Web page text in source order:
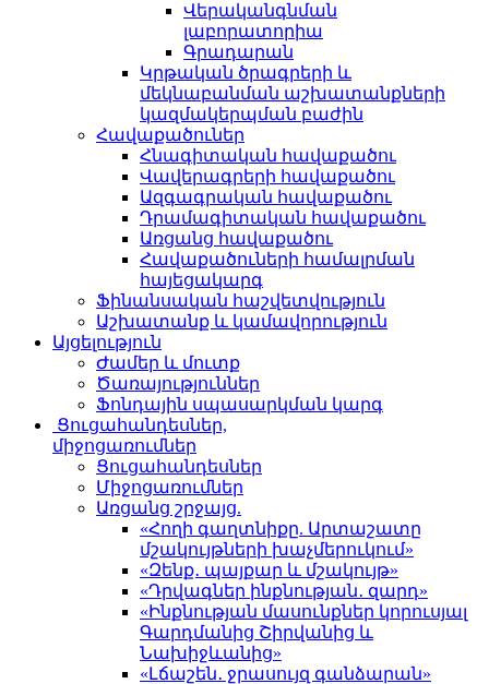
Վերականգնման
լաբորատորիա
Գրադարան
Կրթական ծրագրերի և
մեկնաբանման աշխատանքների
կազմակերպման բաժին
Հավաքածուներ
Հնագիտական հավաքածու
Վավերագրերի հավաքածու
Ազգագրական հավաքածու
Դրամագիտական հավաքածու
Առցանց հավաքածու
Հավաքածուների համալրման
հայեցակարգ
Ֆինանսական հաշվետվություն
Աշխատանք և կամավորություն
Այցելություն
Ժամեր և մուտք
Ծառայություններ
Ֆոնդային սպասարկման կարգ
Ցուցահանդեսներ,
միջոցառումներ
Ցուցահանդեսներ
Միջոցառումներ
Առցանց շրջայց.
«Հողի գաղտնիքը. Արտաշատը
մշակույթների խաչմերուկում»
«Զենք․ պայքար և մշակույթ»
«Դրվագներ ինքնության․ զարդ»
«Ինքնության մասունքներ կորուսյալ
Գարդմանից Շիրվանից և
Նախիջևանից»
«Լճաշեն․ ջրասույզ գանձարան»